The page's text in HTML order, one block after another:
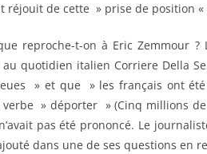
réjouit de cette » prise de position «
reproche-t-on à Eric Zemmour ?
au quotidien italien Corriere Della
» et que » les français ont
» déporter » (Cinq millions
pas été prononcé. Le
dans une de ses questions en